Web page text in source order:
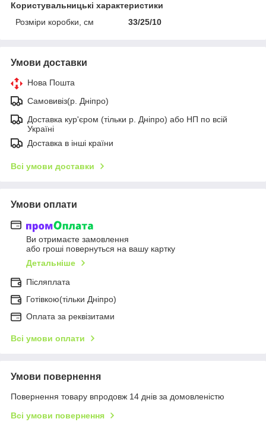
Користувальницькі характеристики
Розміри коробки, см
33/25/10
Умови доставки
Нова Пошта
Самовивіз(р. Дніпро)
Доставка кур'єром (тільки р. Дніпро) або НП по всій
Україні
Доставка в інші країни
Всі умови доставки
Умови оплати
Ви отримаєте замовлення
або гроші повернуться на вашу картку
Детальніше
Післяплата
Готівкою(тільки Дніпро)
Оплата за реквізитами
Всі умови оплати
Умови повернення
Повернення товару впродовж 14 днів за домовленістю
Всі умови повернення